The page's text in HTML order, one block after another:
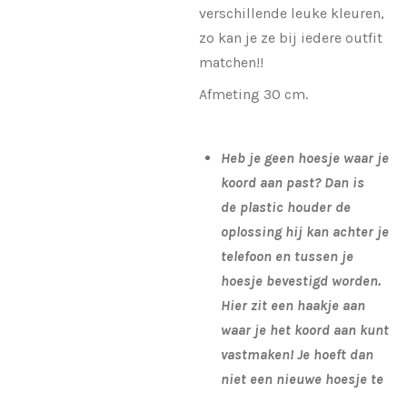
verschillende leuke kleuren,
zo kan je ze bij iedere outfit
matchen!!
Afmeting 30 cm.
Heb je geen hoesje waar je
koord aan past? Dan is
de plastic houder de
oplossing hij kan achter je
telefoon en tussen je
hoesje bevestigd worden.
Hier zit een haakje aan
waar je het koord aan kunt
vastmaken! Je hoeft dan
niet een nieuwe hoesje te